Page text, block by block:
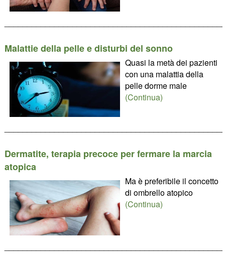
Malattie della pelle e disturbi del sonno
Quasi la metà dei pazienti
con una malattia della
pelle dorme male
(Continua)
Dermatite, terapia precoce per fermare la marcia
atopica
Ma è preferibile il concetto
di ombrello atopico
(Continua)